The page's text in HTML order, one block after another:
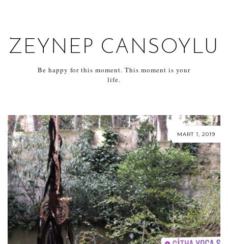
ZEYNEP CANSOYLU
Be happy for this moment. This moment is your
life.
MART 1, 2019